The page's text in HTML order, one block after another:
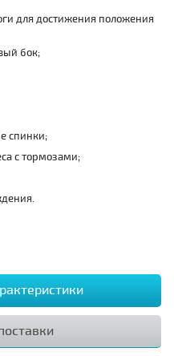
для достижения положения
бок;
спинки;
с тормозами;